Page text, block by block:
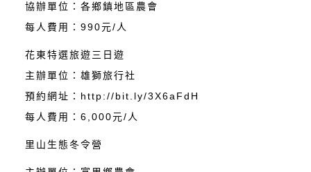
協辦單位：各鄉鎮地區農會
每人費用：990元/人
花東特選旅遊三日遊
主辦單位：雄獅旅行社
預約網址：http://bit.ly/3X6aFdH
每人費用：6,000元/人
里山生態冬令營